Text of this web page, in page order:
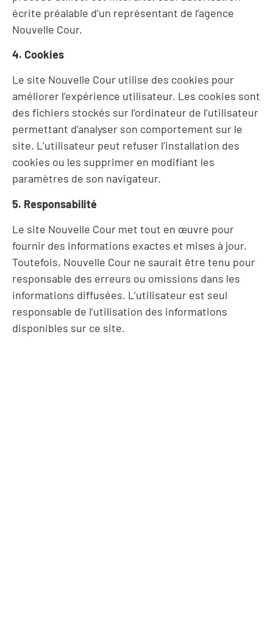
écrite préalable d’un représentant de l’agence
Nouvelle Cour.
4. Cookies
Le site Nouvelle Cour utilise des cookies pour
améliorer l’expérience utilisateur. Les cookies sont
des fichiers stockés sur l’ordinateur de l’utilisateur
permettant d’analyser son comportement sur le
site. L’utilisateur peut refuser l’installation des
cookies ou les supprimer en modifiant les
paramètres de son navigateur.
5. Responsabilité
Le site Nouvelle Cour met tout en œuvre pour
fournir des informations exactes et mises à jour.
Toutefois, Nouvelle Cour ne saurait être tenu pour
responsable des erreurs ou omissions dans les
informations diffusées. L’utilisateur est seul
responsable de l’utilisation des informations
disponibles sur ce site.